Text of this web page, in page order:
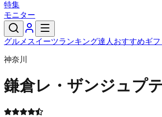
特集
モニター
グルメ スイーツランキング達人おすすめギフ
神奈川
鎌倉レ・ザンジュプ